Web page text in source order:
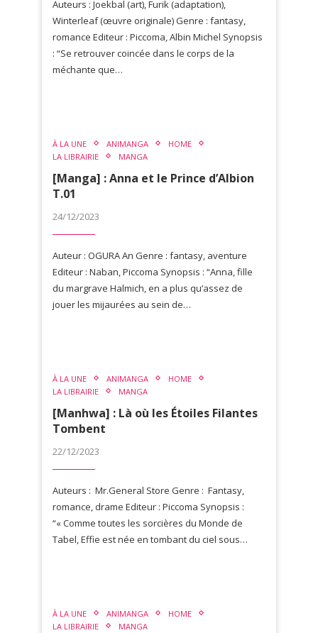
Auteurs : Joekbal (art), Furik (adaptation),
Winterleaf (œuvre originale) Genre : fantasy,
romance Editeur : Piccoma, Albin Michel Synopsis
: “Se retrouver coincée dans le corps de la
méchante que…
À LA UNE ANIMANGA
HOME
LA LIBRAIRIE
MANGA
[Manga] : Anna et le Prince d’Albion
T.01
24/12/2023
Auteur : OGURA An Genre : fantasy, aventure
Editeur : Naban, Piccoma Synopsis : “Anna, fille
du margrave Halmich, en a plus qu’assez de
jouer les mijaurées au sein de…
À LA UNE ANIMANGA
HOME
LA LIBRAIRIE
MANGA
[Manhwa] : Là où les Étoiles Filantes
Tombent
22/12/2023
Auteurs : Mr.General Store Genre : Fantasy,
romance, drame Editeur : Piccoma Synopsis :
“« Comme toutes les sorcières du Monde de
Tabel, Effie est née en tombant du ciel sous…
À LA UNE ANIMANGA
HOME
LA LIBRAIRIE
MANGA